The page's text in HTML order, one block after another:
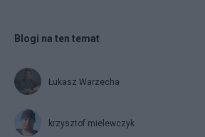
Blogi na ten temat
Łukasz Warzecha
krzysztof mielewczyk